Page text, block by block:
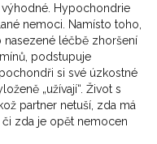
Hypochondrie
nemoci. Namísto toho,
léčbě zhoršení
podstupuje
si své úzkostné
„užívají“. Život s
partner netuší, zda má
zda je opět nemocen